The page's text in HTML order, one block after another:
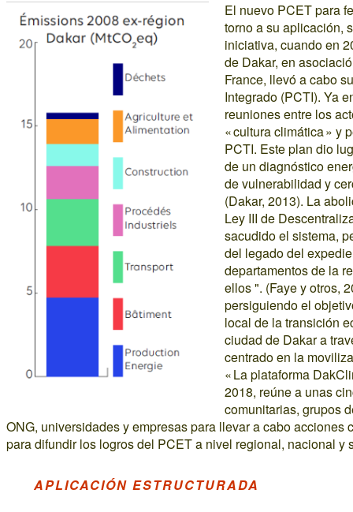
El nuevo PCET para
torno a su aplicación,
iniciativa, cuando en
de Dakar, en
France, llevó a cabo
Integrado (PCTI). Ya
reuniones entre los
« cultura climática » y
PCTI. Este plan dio
de un diagnóstico
de vulnerabilidad y
(Dakar, 2013). La
Ley III de
sacudido el sistema,
del legado del
departamentos de la
ellos ". (Faye y otros,
persiguiendo el
local de la transición
ciudad de Dakar a
centrado en la
« La plataforma
2018, reúne a unas
comunitarias, grupos
ONG, universidades y empresas para llevar a cabo acciones
para difundir los logros del PCET a nivel regional, nacional y
APLICACIÓN ESTRUCTURADA